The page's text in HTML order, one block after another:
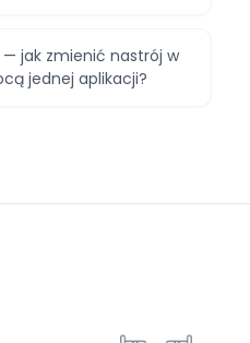
jak zmienić nastrój w
jednej aplikacji?